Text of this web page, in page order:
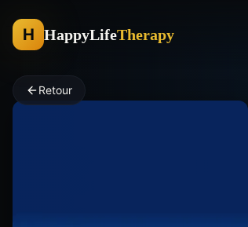
H HappyLifeTherapy
Retour